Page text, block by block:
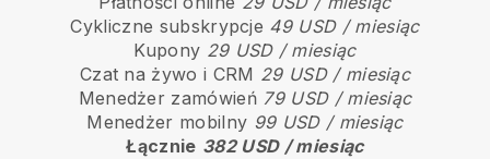
Cykliczne subskrypcje 49 USD / miesiąc
Kupony 29 USD / miesiąc
Czat na żywo i CRM 29 USD / miesiąc
Menedżer zamówień 79 USD / miesiąc
Menedżer mobilny 99 USD / miesiąc
Łącznie 382 USD / miesiąc